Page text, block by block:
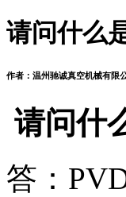
请问什么
作者：温州驰诚真空机械有限
请问什
答：